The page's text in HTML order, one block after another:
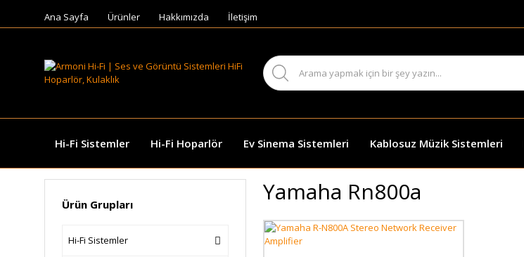
Ana Sayfa Ürünler Hakkımızda İletişim
Hi-Fi Sistemler Hi-Fi Hoparlör Ev Sinema Sistemleri Kablosuz Müzik Sistemleri
Ürün Grupları
Hi-Fi Sistemler
Yamaha Rn800a